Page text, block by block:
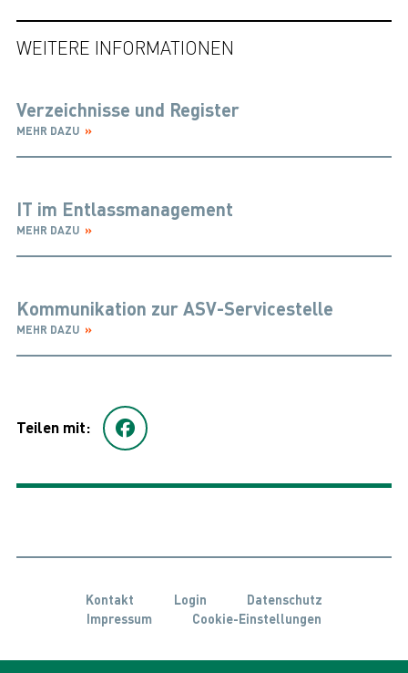
WEITERE INFORMATIONEN
Verzeichnisse und Register
MEHR DAZU
IT im Entlassmanagement
MEHR DAZU
Kommunikation zur ASV-Servicestelle
MEHR DAZU
Teilen mit:
Kontakt Login
Datenschutz
Impressum
Cookie-Einstellungen